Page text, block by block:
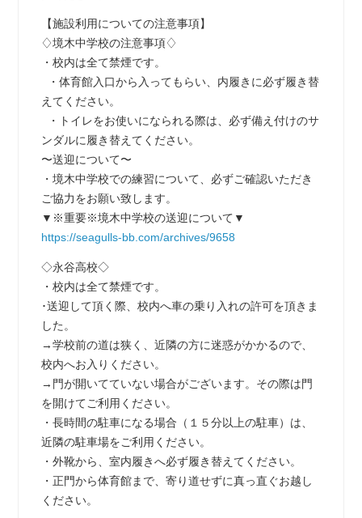
【施設利用についての注意事項】
♢境木中学校の注意事項♢
・校内は全て禁煙です。
・体育館入口から入ってもらい、内履きに必ず履き替
えてください。
・トイレをお使いになられる際は、必ず備え付けのサ
ンダルに履き替えてください。
〜送迎について〜
・境木中学校での練習について、必ずご確認いただき
ご協力をお願い致します。
▼※重要※境木中学校の送迎について▼
https://seagulls-bb.com/archives/9658
◇永谷高校◇
・校内は全て禁煙です。
･送迎して頂く際、校内へ車の乗り入れの許可を頂きま
した。
→学校前の道は狭く、近隣の方に迷惑がかかるので、
校内へお入りください。
→門が開いてていない場合がございます。その際は門
を開けてご利用ください。
・長時間の駐車になる場合（１５分以上の駐車）は、
近隣の駐車場をご利用ください。
・外靴から、室内履きへ必ず履き替えてください。
・正門から体育館まで、寄り道せずに真っ直ぐお越し
ください。